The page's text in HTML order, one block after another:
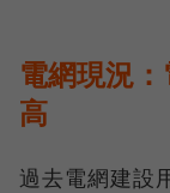
電網現況
高
過去電網建設